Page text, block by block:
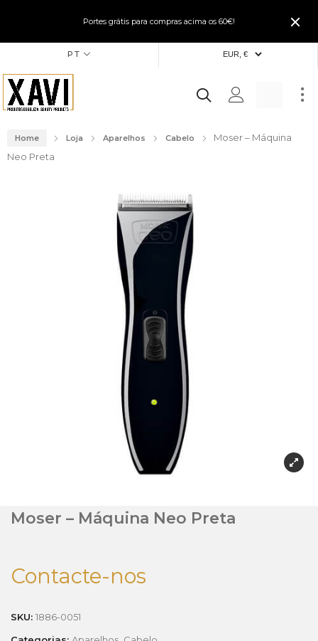
Portes grátis para compras acima os 60€!
PT
Home Loja Aparelhos Cabelo
Moser – Máquina
Neo Preta
Moser – Máquina Neo Preta
Contacte-nos
SKU: 1886-0051